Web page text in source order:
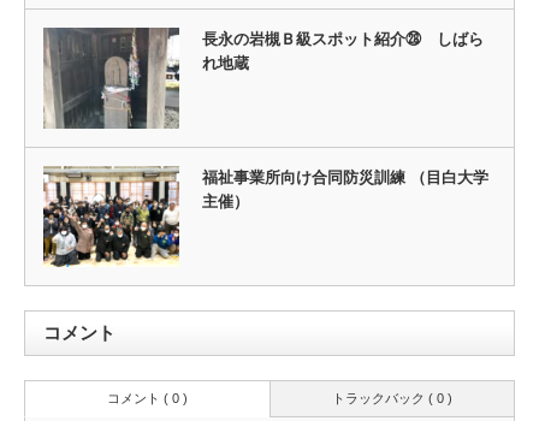
長永の岩槻Ｂ級スポット紹介㉘ しばら
れ地蔵
福祉事業所向け合同防災訓練 （目白大学
主催）
コメント
トラックバック ( 0 )
コメント ( 0 )